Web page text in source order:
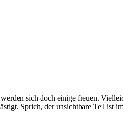
sich doch einige freuen.
Sprich, der unsichtbare Teil ist